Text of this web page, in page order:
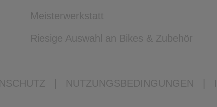
Meisterwerkstatt
Riesige Auswahl an Bikes & Zubehör
NUTZUNGSBEDINGUNGEN